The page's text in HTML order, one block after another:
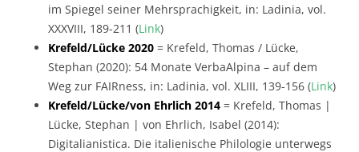
im Spiegel seiner Mehrsprachigkeit, in: Ladinia, vol.
XXXVIII, 189-211 (Link)
Krefeld/Lücke 2020 = Krefeld, Thomas / Lücke,
Stephan (2020): 54 Monate VerbaAlpina – auf dem
Weg zur FAIRness, in: Ladinia, vol. XLIII, 139-156 (Link)
Krefeld/Lücke/von Ehrlich 2014 = Krefeld, Thomas |
Lücke, Stephan | von Ehrlich, Isabel (2014):
Digitalianistica. Die italienische Philologie unterwegs